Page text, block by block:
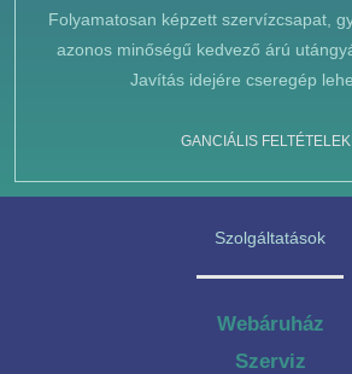
Folyamatosan képzett szervízcsapat,
azonos minőségű kedvező árú
Javítás idejére cseregép
GANCIÁLIS FELTÉTELEK
Szolgáltatások
Webáruház
Szerviz